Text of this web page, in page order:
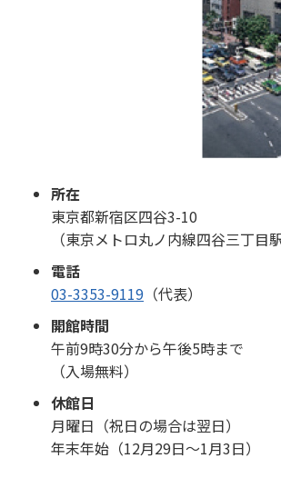
所在
東京都新宿区四谷3-10
（東京メトロ丸ノ内線四谷三丁目
電話
03-3353-9119 （代表）
開館時間
午前9時30分から午後5時まで
（入場無料）
休館日
月曜日（祝日の場合は翌日）
年末年始（12月29日～1月3日）